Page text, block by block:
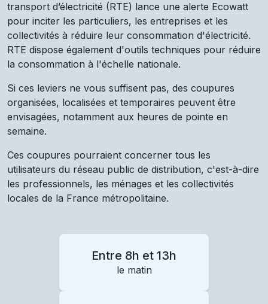
transport d’électricité (RTE) lance une alerte Ecowatt
pour inciter les particuliers, les entreprises et les
collectivités à réduire leur consommation d'électricité.
RTE dispose également d'outils techniques pour réduire
la consommation à l'échelle nationale.
Si ces leviers ne vous suffisent pas, des coupures
organisées, localisées et temporaires peuvent être
envisagées, notamment aux heures de pointe en
semaine.
Ces coupures pourraient concerner tous les
utilisateurs du réseau public de distribution, c'est-à-dire
les professionnels, les ménages et les collectivités
locales de la France métropolitaine.
Entre 8h et 13h
le matin